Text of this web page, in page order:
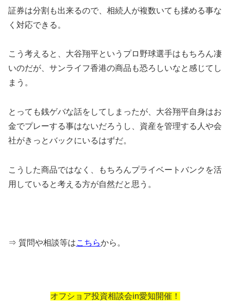
証券は分割も出来るので、相続人が複数いても揉める事な
く対応できる。
こう考えると、大谷翔平というプロ野球選手はもちろん凄
いのだが、サンライフ香港の商品も恐ろしいなと感じてし
まう。
とっても銭ゲバな話をしてしまったが、大谷翔平自身はお
金でプレーする事はないだろうし、資産を管理する人や会
社がきっとバックにいるはずだ。
こうした商品ではなく、もちろんプライベートバンクを活
用していると考える方が自然だと思う。
⇒ 質問や相談等はこちらから。
オフショア投資相談会in愛知開催！